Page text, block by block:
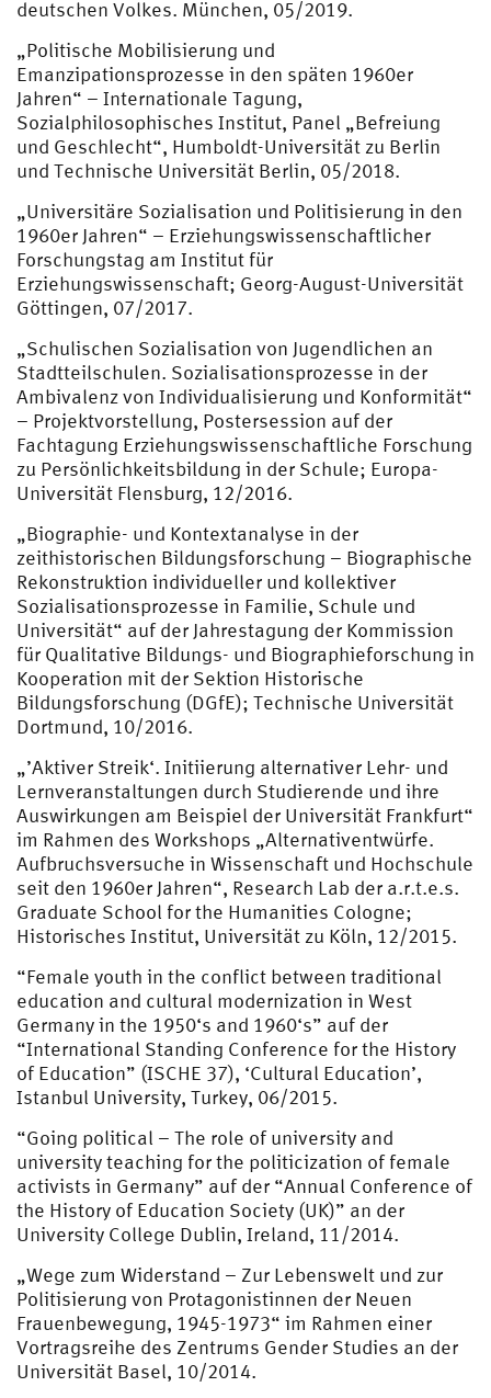
deutschen Volkes. München, 05/2019.
„Politische Mobilisierung und
Emanzipationsprozesse in den späten 1960er
Jahren“ – Internationale Tagung,
Sozialphilosophisches Institut, Panel „Befreiung
und Geschlecht“, Humboldt-Universität zu Berlin
und Technische Universität Berlin, 05/2018.
„Universitäre Sozialisation und Politisierung in den
1960er Jahren“ – Erziehungswissenschaftlicher
Forschungstag am Institut für
Erziehungswissenschaft; Georg-August-Universität
Göttingen, 07/2017.
„Schulischen Sozialisation von Jugendlichen an
Stadtteilschulen. Sozialisationsprozesse in der
Ambivalenz von Individualisierung und Konformität“
– Projektvorstellung, Postersession auf der
Fachtagung Erziehungswissenschaftliche Forschung
zu Persönlichkeitsbildung in der Schule; Europa-
Universität Flensburg, 12/2016.
„Biographie- und Kontextanalyse in der
zeithistorischen Bildungsforschung – Biographische
Rekonstruktion individueller und kollektiver
Sozialisationsprozesse in Familie, Schule und
Universität“ auf der Jahrestagung der Kommission
für Qualitative Bildungs- und Biographieforschung in
Kooperation mit der Sektion Historische
Bildungsforschung (DGfE); Technische Universität
Dortmund, 10/2016.
„’Aktiver Streik‘. Initiierung alternativer Lehr- und
Lernveranstaltungen durch Studierende und ihre
Auswirkungen am Beispiel der Universität Frankfurt“
im Rahmen des Workshops „Alternativentwürfe.
Aufbruchsversuche in Wissenschaft und Hochschule
seit den 1960er Jahren“, Research Lab der a.r.t.e.s.
Graduate School for the Humanities Cologne;
Historisches Institut, Universität zu Köln, 12/2015.
“Female youth in the conflict between traditional
education and cultural modernization in West
Germany in the 1950‘s and 1960‘s” auf der
“International Standing Conference for the History
of Education” (ISCHE 37), ‘Cultural Education’,
Istanbul University, Turkey, 06/2015.
“Going political – The role of university and
university teaching for the politicization of female
activists in Germany” auf der “Annual Conference of
the History of Education Society (UK)” an der
University College Dublin, Ireland, 11/2014.
„Wege zum Widerstand – Zur Lebenswelt und zur
Politisierung von Protagonistinnen der Neuen
Frauenbewegung, 1945-1973“ im Rahmen einer
Vortragsreihe des Zentrums Gender Studies an der
Universität Basel, 10/2014.